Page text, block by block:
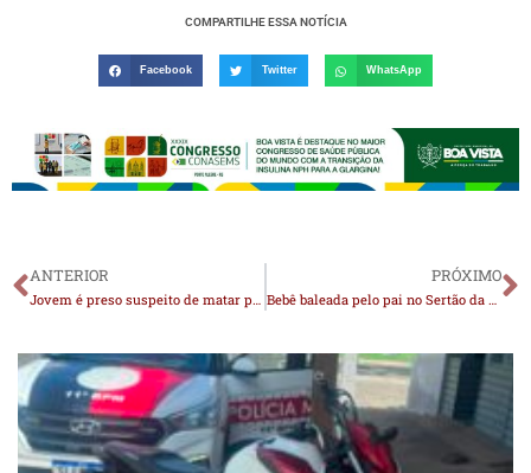
COMPARTILHE ESSA NOTÍCIA
Facebook Twitter WhatsApp
ANTERIOR
Jovem é preso suspeito de matar pai a tijoladas, na Paraíba
PRÓXIMO
Bebê baleada pelo pai no Sertão da Paraíba teve parte do crânio retirada, revela médico